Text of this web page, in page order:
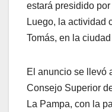
estará presidido
Luego, la actividad
Tomás, en la
El anuncio se llevó
Consejo Superior
La Pampa, con la